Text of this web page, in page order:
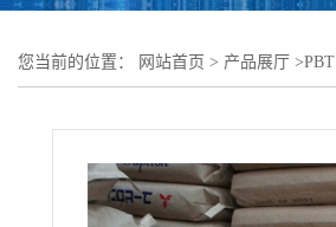
您当前的位置： 网站首页 > 产品展厅 >PBT